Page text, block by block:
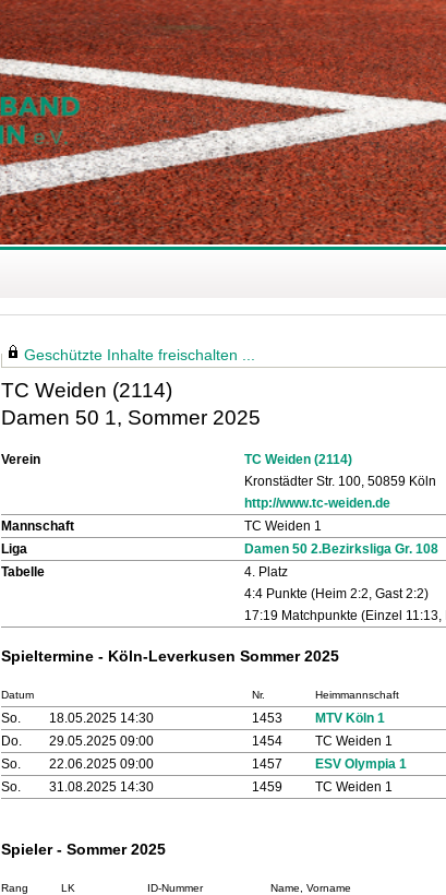
Geschützte Inhalte freischalten ...
TC Weiden (2114)
Damen 50 1, Sommer 2025
Verein
TC Weiden (2114)
Kronstädter Str. 100, 50859 Köln
http://www.tc-weiden.de
Mannschaft
TC Weiden 1
Liga
Damen 50 2.Bezirksliga Gr. 108
Tabelle
4. Platz
4:4 Punkte (Heim 2:2, Gast 2:2)
17:19 Matchpunkte (Einzel
Spieltermine - Köln-Leverkusen Sommer 2025
Datum Nr. Heimmannschaft
So. 18.05.2025 14:30 1453 MTV Köln 1
Do.
29.05.2025 09:00 1454 TC Weiden 1
So.
22.06.2025 09:00 1457 ESV Olympia 1
So.
31.08.2025 14:30 1459 TC Weiden 1
Spieler - Sommer 2025
Rang LK ID-Nummer Name, Vorname